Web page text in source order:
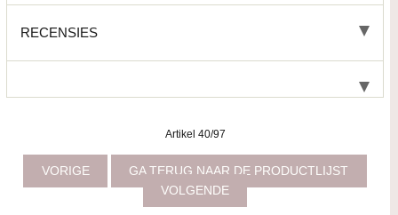
RECENSIES
Artikel 40/97
VORIGE
GA TERUG NAAR DE PRODUCTLIJST
VOLGENDE